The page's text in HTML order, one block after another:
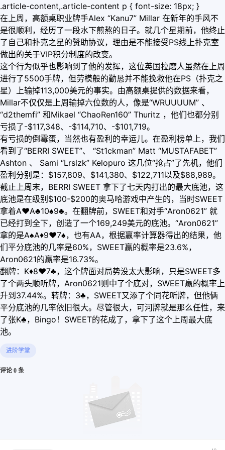
.article-content,.article-content p { font-size: 18px; }
在上周，高额桌职业牌手Alex “Kanu7” Millar 在新年的手风不
是很顺利，经历了一段水下煎熬的日子。就几个星期前，他终止
了自己和扑克之星的赞助协议，理由是不能接受PS线上扑克室
做出的关于VIP积分制度的改变。
这个行为似乎也影响到了他的发挥，这位英国拉磨人虽然在上周
进行了5500手牌，但劳模般的勤恳并不能挽救他在PS（扑克之
星）上输掉113,000美元的事实。由高额桌提供的数据来看，
Millar不仅仅是上周输掉六位数的人，像是“WRUUUUM” 、
“d2themfi” 和Mikael “ChaoRen160” Thuritz ，他们也都分别
亏损了-$117,348、-$114,710、-$101,719。
有亏损的倒霉蛋，当然也有盈利的幸运儿。在盈利榜单上，我们
看到了“BERRI SWEET”、 “St1ckman” Matt “MUSTAFABET”
Ashton 、 Sami “Lrslzk” Kelopuro 这几位“抢占”了先机，他们
盈利分别是：$157,809、$141,380、$122,711以及$88,989。
截止上周末，BERRI SWEET 拿下了七天内打出的最大底池，这
底池是在级别$100-$200的奥马哈游戏中产生的，当时SWEET
拿着A♥A♣10♠9♣。在翻牌前，SWEET和对手“Aron0621” 就
已经打到全下，创造了一个169,249美元的底池。“Aron0621”
拿的是A♠A♦9♥7♠，也有AA，根据赢率计算器得出的结果，他
们平分底池的几率是60%，SWEET赢的概率是23.6%，
Aron0621的赢率是16.73%。
翻牌：K♦8♥7♣，这个牌面对局势没太大影响，只是SWEET多
了个两头顺听牌，Aron0621则中了个底对，SWEET赢的概率上
升到37.44%。转牌：3♣，SWEET又添了个同花听牌，但他俩
平分底池的几率依旧很大。尽管很大，可河牌就是那么任性，来
了张K♣，Bingo！SWEET的花成了，拿下了这个上周最大底
池。
进阶学堂
评论 0 条